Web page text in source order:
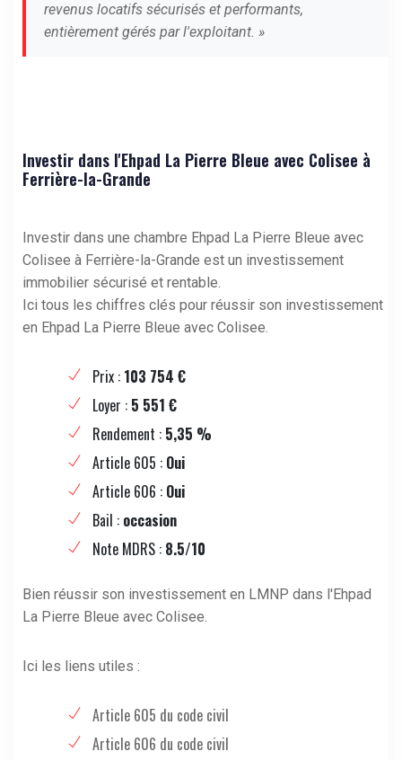
revenus locatifs sécurisés et performants,
entièrement gérés par l'exploitant. »
Investir dans l'Ehpad La Pierre Bleue avec Colisee à
Ferrière-la-Grande
Investir dans une chambre Ehpad La Pierre Bleue avec
Colisee à Ferrière-la-Grande est un investissement
immobilier sécurisé et rentable.
Ici tous les chiffres clés pour réussir son investissement
en Ehpad La Pierre Bleue avec Colisee.
Prix : 103 754 €
Loyer : 5 551 €
Rendement : 5,35 %
Article 605 : Oui
Article 606 : Oui
Bail : occasion
Note MDRS : 8.5/10
Bien réussir son investissement en LMNP dans l'Ehpad
La Pierre Bleue avec Colisee.
Ici les liens utiles :
Article 605 du code civil
Article 606 du code civil